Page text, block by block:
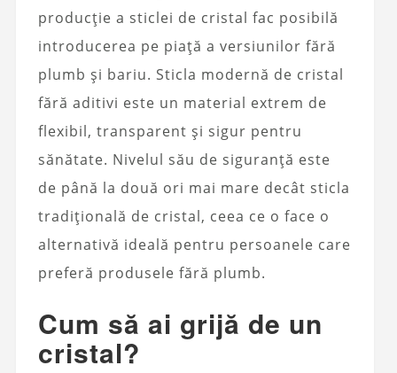
producție a sticlei de cristal fac posibilă
introducerea pe piață a versiunilor fără
plumb și bariu. Sticla modernă de cristal
fără aditivi este un material extrem de
flexibil, transparent și sigur pentru
sănătate. Nivelul său de siguranță este
de până la două ori mai mare decât sticla
tradițională de cristal, ceea ce o face o
alternativă ideală pentru persoanele care
preferă produsele fără plumb.
Cum să ai grijă de un
cristal?